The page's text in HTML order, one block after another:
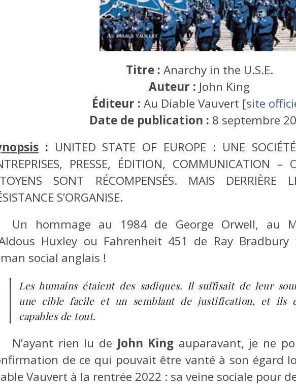
Titre : Anarchy in the U.S.E.
Auteur : John King
Éditeur : Au Diable Vauvert [site
Date de publication : 8 septembre
: UNITED STATE OF EUROPE : UNE
PRESSE, ÉDITION, COMMUNICATION –
SONT RÉCOMPENSÉS. MAIS DERRIÈRE
S’ORGANISE.
Un hommage au 1984 de George Orwell, au
Huxley ou Fahrenheit 451 de Ray
social anglais !
Les humains étaient des sadiques. Il suffisait de leur
une cible facile et un semblant de justification, et ils
capables de tout.
N’ayant rien lu de John King auparavant, je ne
de ce qui pouvait être vanté à son égard
Vauvert à la rentrée 2022 : sa veine sociale pour